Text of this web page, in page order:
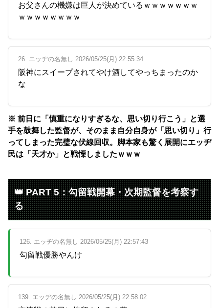
お父さんの機嫌は巨人が決めているｗｗｗｗｗｗｗ
ｗｗｗｗｗｗｗｗ
26. エッヂの名無し 2026/05/25(月) 22:55:34
阪神にスイープされてやけ酒してやっちまったのか
な
※ 前日に「慎重になりすぎるな、思い切り行こう」と選
手を鼓舞した監督が、そのまま自分自身が「思い切り」行
ってしまった完璧な伏線回収。脚本家も驚く展開にエッヂ
民は「天才か」と戦慄しましたｗｗｗ
👑 PART 5：勾留戦開幕・次期監督を考察す
る
126. エッヂの名無し 2026/05/25(月) 22:57:43
勾留戦優勝やんけ
139. エッヂの名無し 2026/05/25(月) 22:58:02